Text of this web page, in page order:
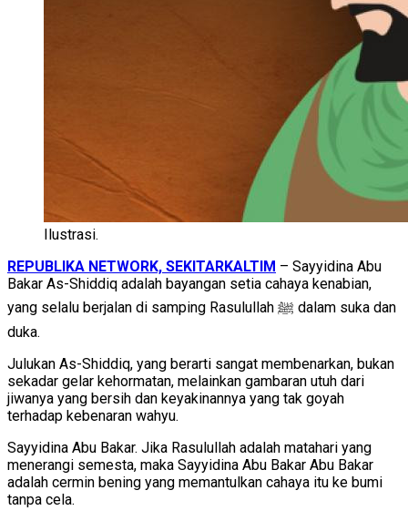
Ilustrasi.
REPUBLIKA NETWORK, SEKITARKALTIM – Sayyidina Abu
Bakar As-Shiddiq adalah bayangan setia cahaya kenabian,
yang selalu berjalan di samping Rasulullah ﷺ dalam suka dan
duka.
Julukan As-Shiddiq, yang berarti sangat membenarkan, bukan
sekadar gelar kehormatan, melainkan gambaran utuh dari
jiwanya yang bersih dan keyakinannya yang tak goyah
terhadap kebenaran wahyu.
Sayyidina Abu Bakar. Jika Rasulullah adalah matahari yang
menerangi semesta, maka Sayyidina Abu Bakar Abu Bakar
adalah cermin bening yang memantulkan cahaya itu ke bumi
tanpa cela.